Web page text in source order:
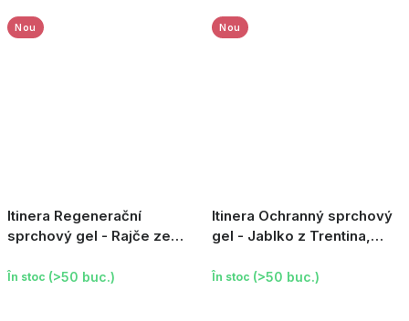
Itinera Regenerační
sprchový gel - Rajče ze
Nou
În stoc (>50 buc.)
Itinera Ochranný sprchový
gel - Jablko z Trentina,
Nou
În stoc (>50 buc.)